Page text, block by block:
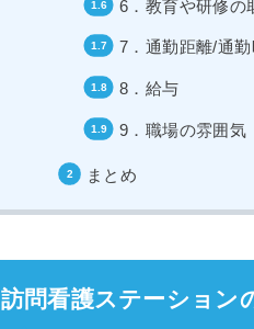
6．教育や研修の
7．通勤距離/通勤
8．給与
9．職場の雰囲気
まとめ
訪問看護ステーション